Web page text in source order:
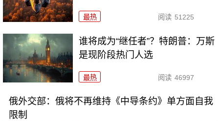
最热 阅读 51225
谁将成为“继任者”？特朗普：万斯
是现阶段热门人选
最热 阅读 46997
俄外交部：俄将不再维持《中导条约》单方面自我
限制